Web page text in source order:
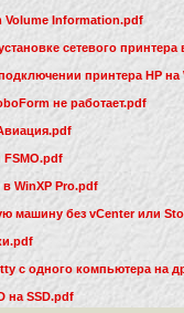
Volume Information.pdf
сетевого
принтера HP на
не работает.pdf
FSMO.pdf
WinXP Pro.pdf
машину без vCenter или
с одного компьютера на
на SSD.pdf